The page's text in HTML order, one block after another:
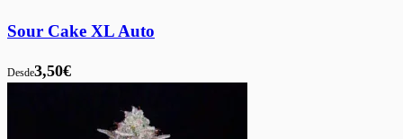
Sour Cake XL Auto
Desde3,50€